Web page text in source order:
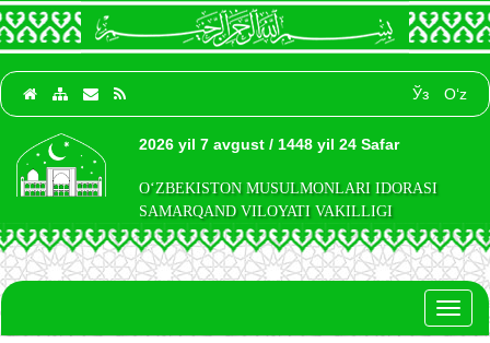
Ўз O‘z
2026 yil 7 avgust / 1448 yil 24 Safar
O‘ZBEKISTON MUSULMONLARI IDORASI
SAMARQAND VILOYATI VAKILLIGI